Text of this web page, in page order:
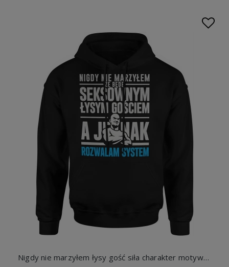
Nigdy nie marzyłem łysy gość siła charakter motywacja humor ironia Męska bluza z kapturem